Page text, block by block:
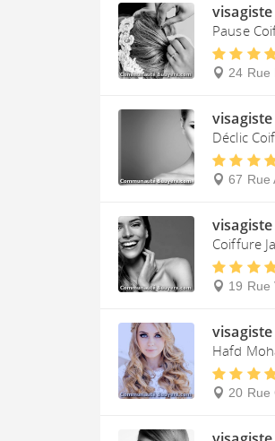
visagiste
Pause
24 Rue
visagiste
Déclic
67 Rue
visagiste
Coiffure
19 Rue
visagiste
Hafd
20 Rue